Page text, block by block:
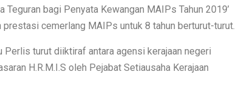
bagi Penyata Kewangan MAIPs Tahun 2019’
cemerlang MAIPs untuk 8 tahun berturut-turut.
turut diiktiraf antara agensi kerajaan negeri
H.R.M.I.S oleh Pejabat Setiausaha Kerajaan